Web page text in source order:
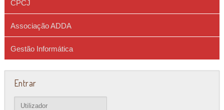
CPCJ
Associação ADDA
Gestão Informática
Entrar